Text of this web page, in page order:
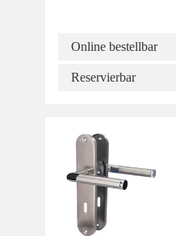
Online bestellbar
Reservierbar